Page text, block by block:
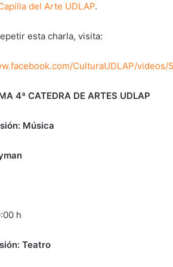
del Arte UDLAP.
esta charla, visita:
CulturaUDLAP/videos/
4ª CATEDRA DE ARTES UDLAP
Música
h
Teatro